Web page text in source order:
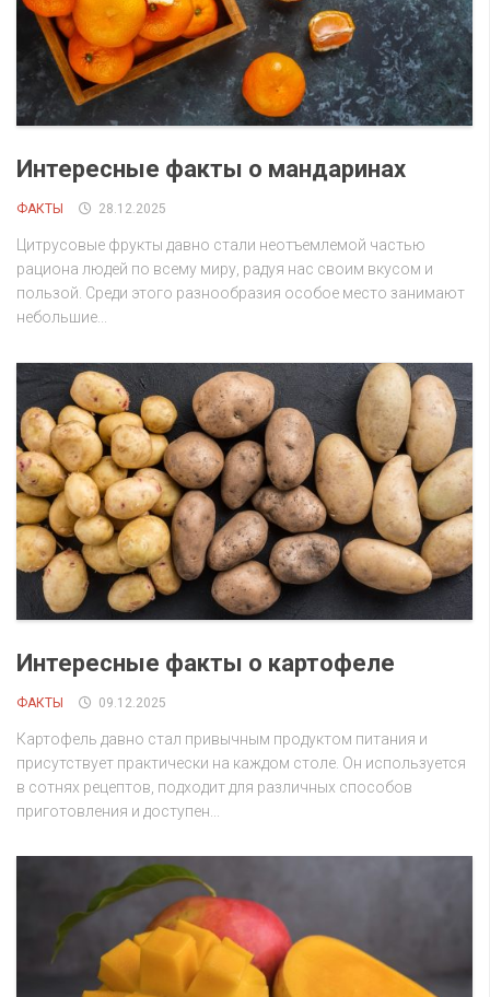
Интересные факты о мандаринах
ФАКТЫ 28.12.2025
Цитрусовые фрукты давно стали неотъемлемой частью
рациона людей по всему миру, радуя нас своим вкусом и
пользой. Среди этого разнообразия особое место занимают
небольшие...
Интересные факты о картофеле
ФАКТЫ 09.12.2025
Картофель давно стал привычным продуктом питания и
присутствует практически на каждом столе. Он используется
в сотнях рецептов, подходит для различных способов
приготовления и доступен...